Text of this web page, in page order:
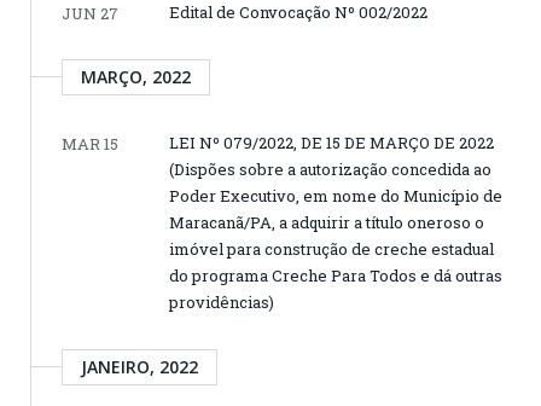
JUN 27 Edital de Convocação Nº 002/2022
MARÇO, 2022
MAR 15
LEI Nº 079/2022, DE 15 DE MARÇO DE 2022
(Dispões sobre a autorização concedida ao
Poder Executivo, em nome do Município de
Maracanã/PA, a adquirir a título oneroso o
imóvel para construção de creche estadual
do programa Creche Para Todos e dá outras
providências)
JANEIRO, 2022